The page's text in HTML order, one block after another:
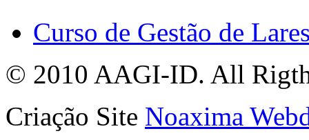
Curso de Gestão de
© 2010 AAGI-ID. All
Criação Site Noaxima